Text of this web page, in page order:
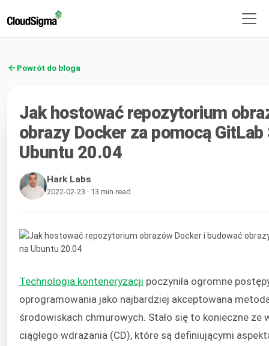
Powrót do bloga
Jak hostować repozytorium
obrazy Docker za pomocą
Ubuntu 20.04
Hark Labs
2022-02-23 · 13 min read
Technologia konteneryzacji poczyniła ogromne
oprogramowania jako najbardziej akceptowana
środowiskach chmurowych. Stało się to konieczne ze
ciągłego wdrażania (CD), które są definiującymi